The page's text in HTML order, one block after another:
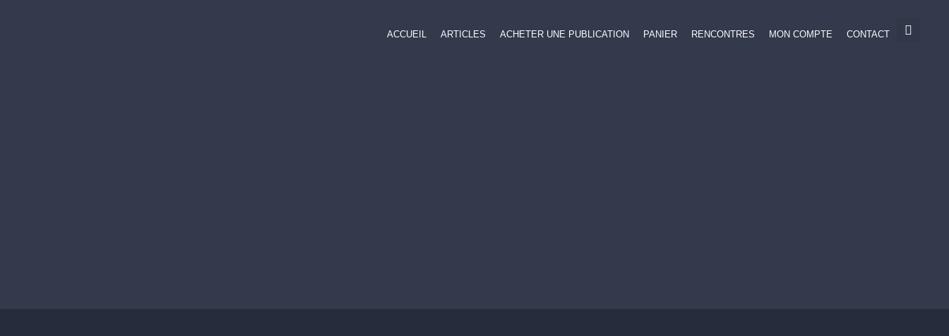
ACCUEIL ARTICLES ACHETER UNE PUBLICATION PANIER RENCONTRES MON COMPTE CONTACT